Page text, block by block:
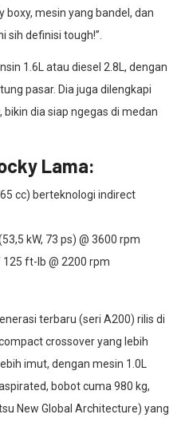
boxy, mesin yang bandel, dan
sih definisi tough!”.
1.6L atau diesel 2.8L, dengan
pasar. Dia juga dilengkapi
dia siap ngegas di medan
Lama:
cc) berteknologi indirect
kW, 73 ps) @ 3600 rpm
ft-lb @ 2200 rpm
terbaru (seri A200) rilis di
crossover yang lebih
imut, dengan mesin 1.0L
bobot cuma 980 kg,
New Global Architecture) yang